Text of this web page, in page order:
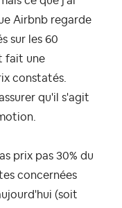
Airbnb regarde
sur les 60
fait une
constatés.
qu'il s'agit
prix pas 30% du
concernées
(soit